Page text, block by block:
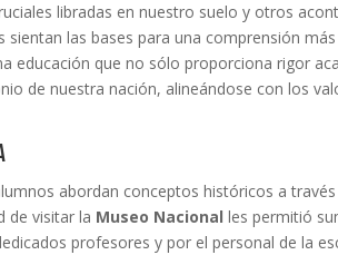
libradas en nuestro suelo y otros
sientan las bases para una comprensión
educación que no sólo proporciona rigor
de nuestra nación, alineándose con los
abordan conceptos históricos a
de visitar la Museo Nacional les permitió
profesores y por el personal de la